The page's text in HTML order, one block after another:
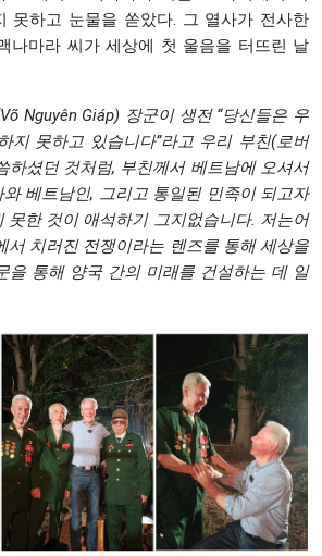
못하고 눈물을 쏟았다. 그 열사가 전사한
나마라 씨가 세상에 첫 울음을 터뜨린 날
Nguyên Giáp) 장군이 생전 “당신들은 우
지 못하고 있습니다”라고 우리 부친(로버
하셨던 것처럼, 부친께서 베트남에 오셔서
와 베트남인, 그리고 통일된 민족이 되고자
못한 것이 애석하기 그지없습니다. 저는어
서 치러진 전쟁이라는 렌즈를 통해세상을
을 통해 양국 간의 미래를 건설하는 데 일